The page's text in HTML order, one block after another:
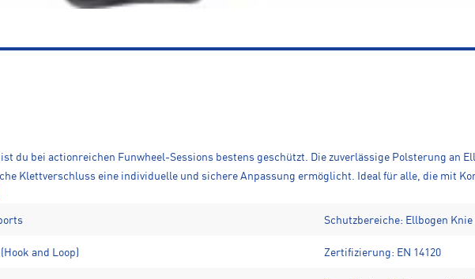
du bei actionreichen Funwheel-Sessions bestens geschützt. Die zuverlässige Polsterung an
Klettverschluss eine individuelle und sichere Anpassung ermöglicht. Ideal für alle, die mit
Schutzbereiche: Ellbogen
and Loop) Zertifizierung: EN 14120